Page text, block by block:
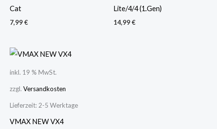
Cat
7,99€
Lite/4/4 (1.Gen)
14,99€
inkl. 19 % MwSt.
zzgl. Versandkosten
Lieferzeit: 2-5 Werktage
VMAX NEW VX4